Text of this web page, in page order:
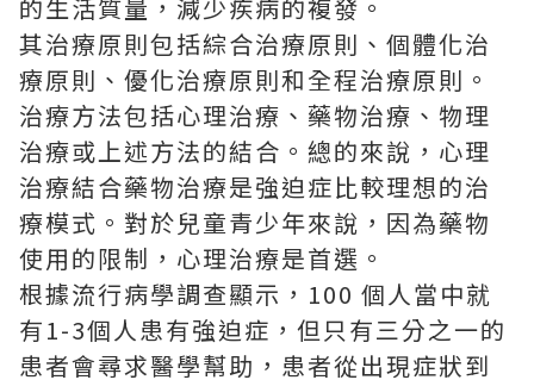
的生活質量，減少疾病的複發。
其治療原則包括綜合治療原則、個體化治
療原則、優化治療原則和全程治療原則。
治療方法包括心理治療、藥物治療、物理
治療或上述方法的結合。總的來說，心理
治療結合藥物治療是強迫症比較理想的治
療模式。對於兒童青少年來說，因為藥物
使用的限制，心理治療是首選。
根據流行病學調查顯示，100 個人當中就
有1-3個人患有強迫症，但只有三分之一的
患者會尋求醫學幫助，患者從出現症狀到